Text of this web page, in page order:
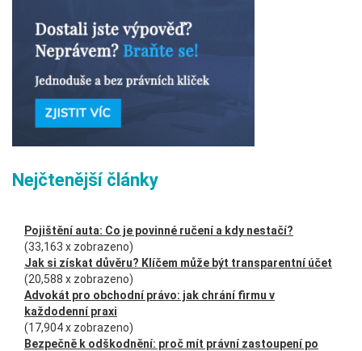
Nejčtenější články
Pojištění auta: Co je povinné ručení a kdy nestačí?
(33,163 x zobrazeno)
Jak si získat důvěru? Klíčem může být transparentní účet
(20,588 x zobrazeno)
Advokát pro obchodní právo: jak chrání firmu v
každodenní praxi
(17,904 x zobrazeno)
Bezpečně k odškodnění: proč mít právní zastoupení po